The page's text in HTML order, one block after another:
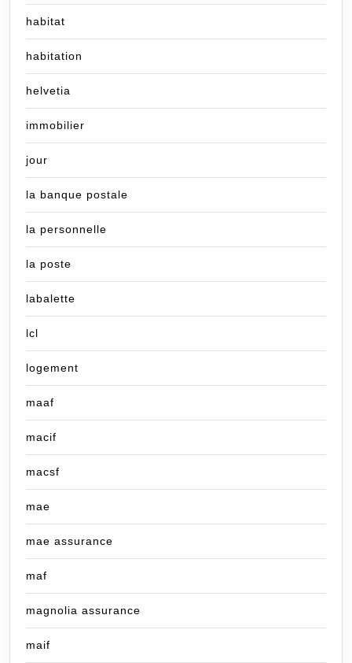
habitat
habitation
helvetia
immobilier
jour
la banque postale
la personnelle
la poste
labalette
lcl
logement
maaf
macif
macsf
mae
mae assurance
maf
magnolia assurance
maif